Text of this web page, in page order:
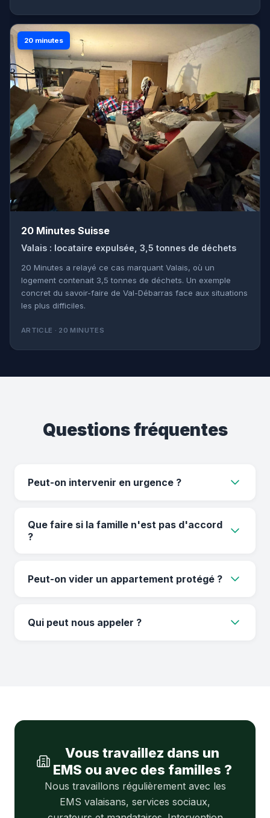
20 minutes
20 Minutes Suisse
Valais : locataire expulsée, 3,5 tonnes de déchets
20 Minutes a relayé ce cas marquant Valais, où un
logement contenait 3,5 tonnes de déchets. Un exemple
concret du savoir-faire de Val-Débarras face aux situations
les plus difficiles.
ARTICLE · 20 MINUTES
Questions fréquentes
Peut-on intervenir en urgence ?
très rapidement, parfois sous 48h.
Que faire si la famille n'est pas d'accord
?
avant d'intervenir.
Peut-on vider un appartement protégé ?
classique, avec le même soin.
Qui peut nous appeler ?
Vous travaillez dans un
EMS ou avec des familles ?
Nous travaillons régulièrement avec les
EMS valaisans, services sociaux,